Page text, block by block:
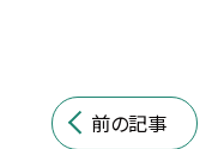
前の記事